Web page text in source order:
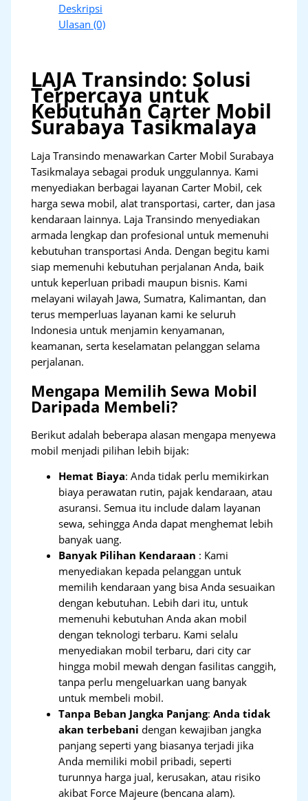
Deskripsi
Ulasan (0)
LAJA Transindo: Solusi
Terpercaya untuk
Kebutuhan Carter Mobil
Surabaya Tasikmalaya
Laja Transindo menawarkan Carter Mobil Surabaya
Tasikmalaya sebagai produk unggulannya. Kami
menyediakan berbagai layanan Carter Mobil, cek
harga sewa mobil, alat transportasi, carter, dan jasa
kendaraan lainnya. Laja Transindo menyediakan
armada lengkap dan profesional untuk memenuhi
kebutuhan transportasi Anda. Dengan begitu kami
siap memenuhi kebutuhan perjalanan Anda, baik
untuk keperluan pribadi maupun bisnis. Kami
melayani wilayah Jawa, Sumatra, Kalimantan, dan
terus memperluas layanan kami ke seluruh
Indonesia untuk menjamin kenyamanan,
keamanan, serta keselamatan pelanggan selama
perjalanan.
Mengapa Memilih Sewa Mobil
Daripada Membeli?
Berikut adalah beberapa alasan mengapa menyewa
mobil menjadi pilihan lebih bijak:
Hemat Biaya: Anda tidak perlu memikirkan
biaya perawatan rutin, pajak kendaraan, atau
asuransi. Semua itu include dalam layanan
sewa, sehingga Anda dapat menghemat lebih
banyak uang.
Banyak Pilihan Kendaraan : Kami
menyediakan kepada pelanggan untuk
memilih kendaraan yang bisa Anda sesuaikan
dengan kebutuhan. Lebih dari itu, untuk
memenuhi kebutuhan Anda akan mobil
dengan teknologi terbaru. Kami selalu
menyediakan mobil terbaru, dari city car
hingga mobil mewah dengan fasilitas canggih,
tanpa perlu mengeluarkan uang banyak
untuk membeli mobil.
Tanpa Beban Jangka Panjang:Anda tidak
akan terbebani dengan kewajiban jangka
panjang seperti yang biasanya terjadi jika
Anda memiliki mobil pribadi, seperti
turunnya harga jual, kerusakan, atau risiko
akibat Force Majeure (bencana alam).